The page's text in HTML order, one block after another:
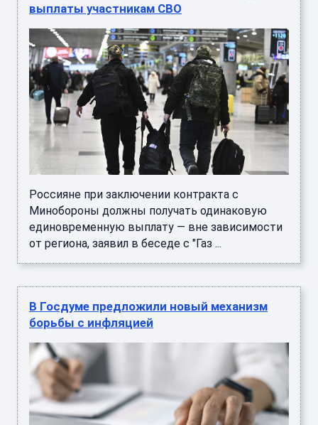
выплаты участникам СВО
Россияне при заключении контракта с
Минобороны должны получать одинаковую
единовременную выплату — вне зависимости
от региона, заявил в беседе с "Газ ...
В Госдуме предложили новый механизм
борьбы с инфляцией